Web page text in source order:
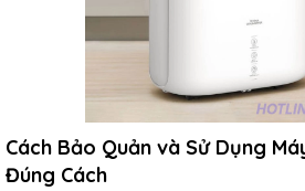
Cách Bảo Quản và Sử Dụng
Đúng Cách